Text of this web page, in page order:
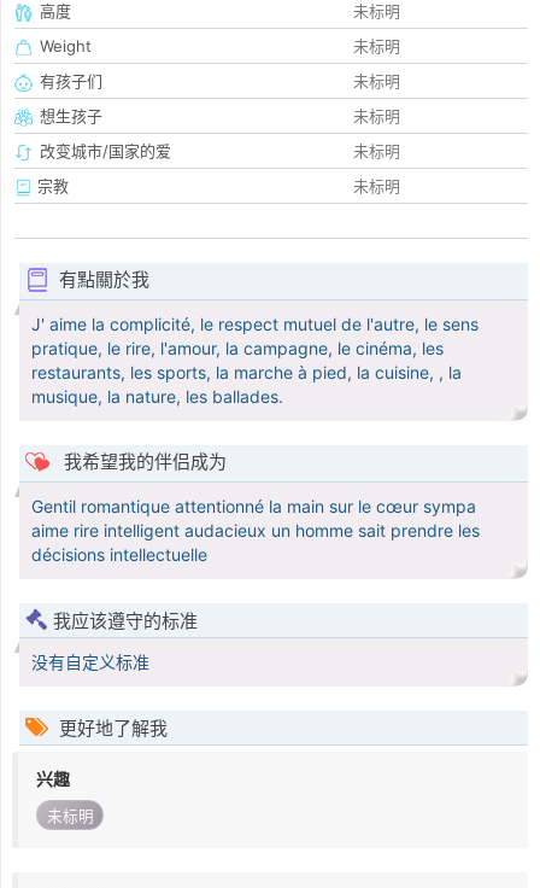
高度
未标明
Weight
未标明
有孩子们
未标明
想生孩子
未标明
改变城市/国家的爱
未标明
宗教
未标明
有點關於我
J' aime la complicité, le respect mutuel de l'autre, le sens
pratique, le rire, l'amour, la campagne, le cinéma, les
restaurants, les sports, la marche à pied, la cuisine, , la
musique, la nature, les ballades.
我希望我的伴侣成为
Gentil romantique attentionné la main sur le cœur sympa
aime rire intelligent audacieux un homme sait prendre les
décisions intellectuelle
我应该遵守的标准
没有自定义标准
更好地了解我
兴趣
未标明